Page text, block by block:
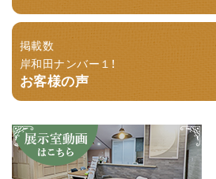
掲載数
岸和田ナンバー１！
お客様の声